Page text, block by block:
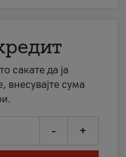
сакате да ја
сума
- +